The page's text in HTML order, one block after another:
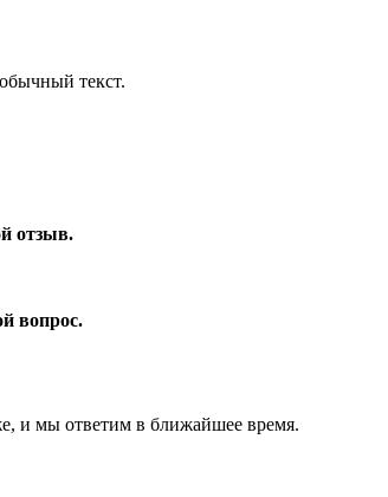
текст.
отзыв.
вопрос.
и мы ответим в ближайшее время.